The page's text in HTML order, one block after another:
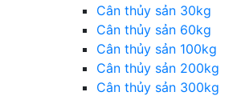
Cân thủy sản 30kg
Cân thủy sản 60kg
Cân thủy sản 100kg
Cân thủy sản 200kg
Cân thủy sản 300kg